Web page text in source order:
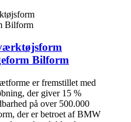
Bilform
er fremstillet med
der giver 15 %
på over 500.000
der er betroet af BMW